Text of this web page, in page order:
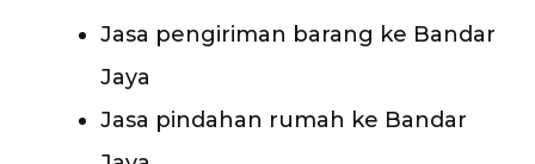
Jasa pengiriman barang ke Bandar
Jaya
Jasa pindahan rumah ke Bandar